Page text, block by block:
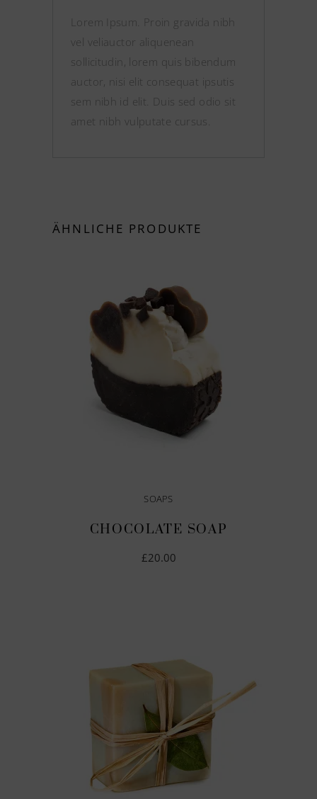
Lorem Ipsum. Proin gravida nibh
vel veliauctor aliquenean
sollicitudin, lorem quis bibendum
auctor, nisi elit consequat ipsutis
sem nibh id elit. Duis sed odio sit
amet nibh vulputate cursus.
ÄHNLICHE PRODUKTE
SOAPS
CHOCOLATE SOAP
£20.00